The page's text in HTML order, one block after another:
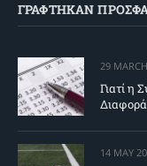
ΓΡΑΦΤΗΚΑΝ
29
Γιατί η
Διαφορά
14 MAY